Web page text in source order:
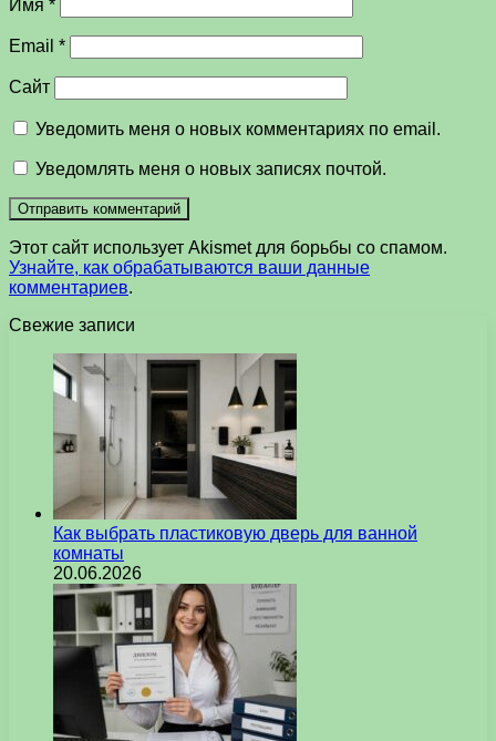
Имя *
Email *
Сайт
Уведомить меня о новых комментариях по email.
Уведомлять меня о новых записях почтой.
Этот сайт использует Akismet для борьбы со спамом.
Узнайте, как обрабатываются ваши данные
комментариев.
Свежие записи
Как выбрать пластиковую дверь для ванной
комнаты
20.06.2026